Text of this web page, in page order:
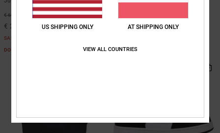
€ 60,00 63%
€ 22,50
SALE
DOPPELTER RABATT EXTRA 25 %
€ 15,75
DOPPELTER RABATT EXTRA 25 %
US SHIPPING ONLY AT SHIPPING ONLY
VIEW ALL COUNTRIES